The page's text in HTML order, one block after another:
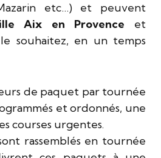
etc…) et peuvent
Aix en Provence et
souhaitez, en un temps
de paquet par tournée
et ordonnés, une
courses urgentes.
rassemblés en tournée